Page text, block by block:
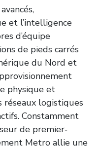
et l’intelligence
d’équipe
de pieds carrés
du Nord et
physique et
logistiques
Constamment
de premier‑
Metro allie une